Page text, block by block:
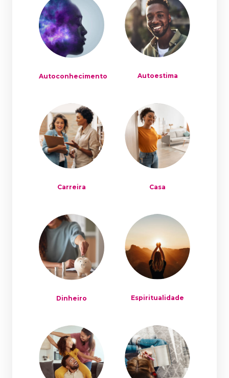
Autoconhecimento Autoestima
Carreira Casa
Dinheiro Espiritualidade